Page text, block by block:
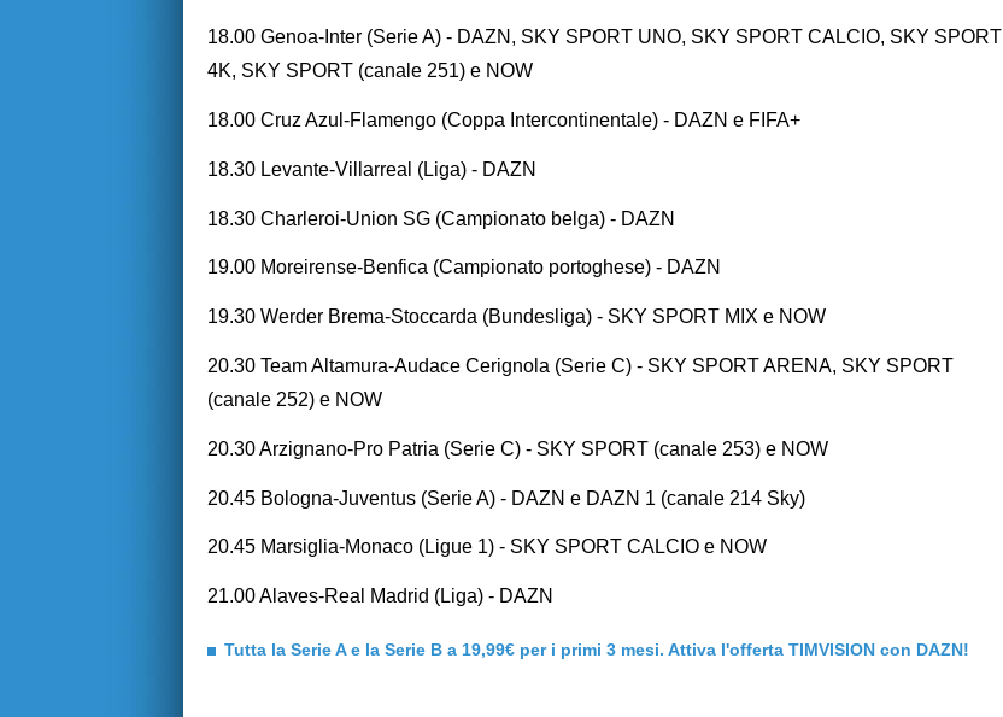
18.00 Genoa-Inter (Serie A) - DAZN, SKY SPORT UNO, SKY SPORT CALCIO, SKY SPORT
4K, SKY SPORT (canale 251) e NOW
18.00 Cruz Azul-Flamengo (Coppa Intercontinentale) - DAZN e FIFA+
18.30 Levante-Villarreal (Liga) - DAZN
18.30 Charleroi-Union SG (Campionato belga) - DAZN
19.00 Moreirense-Benfica (Campionato portoghese) - DAZN
19.30 Werder Brema-Stoccarda (Bundesliga) - SKY SPORT MIX e NOW
20.30 Team Altamura-Audace Cerignola (Serie C) - SKY SPORT ARENA, SKY SPORT
(canale 252) e NOW
20.30 Arzignano-Pro Patria (Serie C) - SKY SPORT (canale 253) e NOW
20.45 Bologna-Juventus (Serie A) - DAZN e DAZN 1 (canale 214 Sky)
20.45 Marsiglia-Monaco (Ligue 1) - SKY SPORT CALCIO e NOW
21.00 Alaves-Real Madrid (Liga) - DAZN
Tutta la Serie A e la Serie B a 19,99€ per i primi 3 mesi. Attiva l'offerta TIMVISION con DAZN!